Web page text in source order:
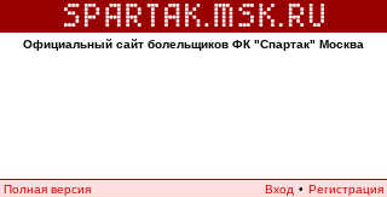
Официальный сайт болельщиков ФК "Спартак" Москва
Полная версия Вход • Регистрация